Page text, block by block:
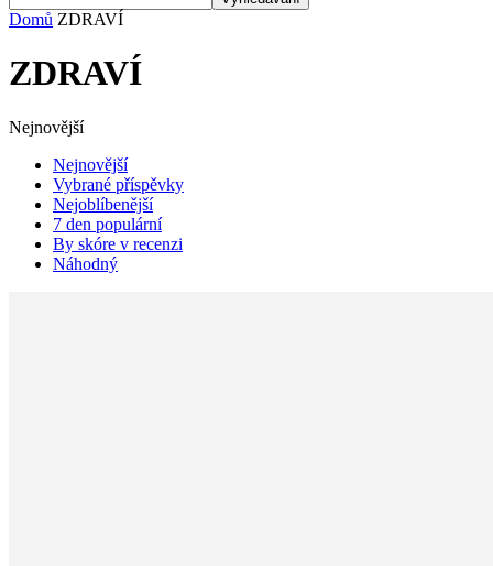
Domů ZDRAVÍ
ZDRAVÍ
Nejnovější
Nejnovější
Vybrané příspěvky
Nejoblíbenější
7 den populární
By skóre v recenzi
Náhodný